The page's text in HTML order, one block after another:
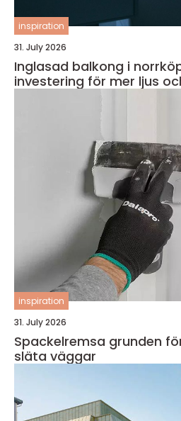
inspiration
31. July 2026
Inglasad balkong i norrköping
investering för mer ljus
inspiration
31. July 2026
Spackelremsa grunden för hållbara och
släta väggar